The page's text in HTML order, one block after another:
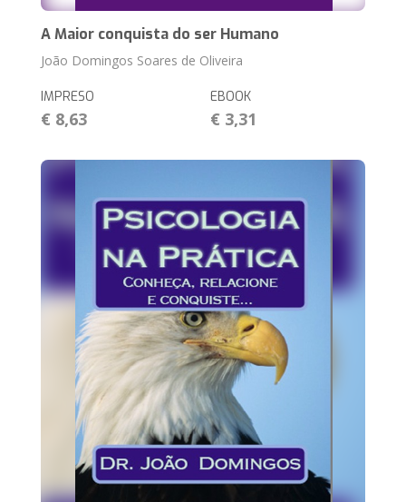
A Maior conquista do ser Humano
João Domingos Soares de Oliveira
IMPRESO
€ 8,63
EBOOK
€ 3,31